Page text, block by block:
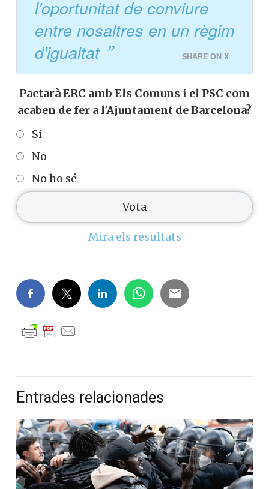
l'oportunitat de conviure
entre nosaltres en un règim
d'igualtat
SHARE ON X
Pactarà ERC amb Els Comuns i el PSC com
acaben de fer a l'Ajuntament de Barcelona?
Si
No
No ho sé
Mira els resultats
Entrades relacionades